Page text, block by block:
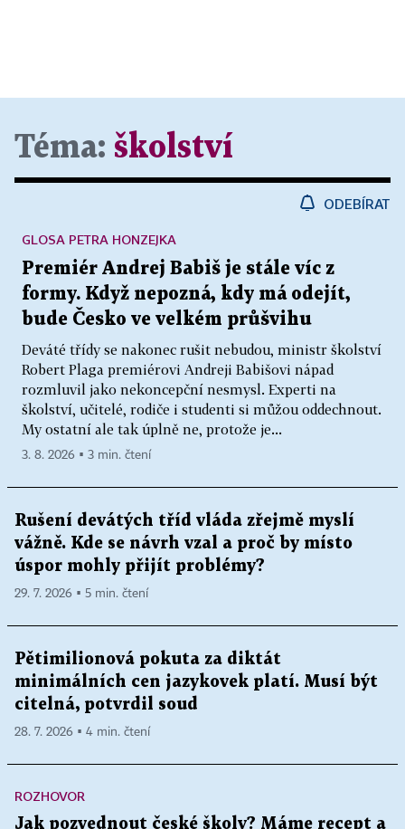
Téma: školství
ODEBÍRAT
Premiér Andrej Babiš je stále víc z
formy. Když nepozná, kdy má odejít,
bude Česko ve velkém průšvihu
Deváté třídy se nakonec rušit nebudou, ministr školství
Robert Plaga premiérovi Andreji Babišovi nápad
rozmluvil jako nekoncepční nesmysl. Experti na
školství, učitelé, rodiče i studenti si můžou oddechnout.
My ostatní ale tak úplně ne, protože je...
GLOSA PETRA HONZEJKA
3. 8. 2026 ▪ 3 min. čtení
Rušení devátých tříd vláda zřejmě myslí
vážně. Kde se návrh vzal a proč by místo
úspor mohly přijít problémy?
29. 7. 2026 ▪ 5 min. čtení
Pětimilionová pokuta za diktát
minimálních cen jazykovek platí. Musí být
citelná, potvrdil soud
28. 7. 2026 ▪ 4 min. čtení
ROZHOVOR
Jak pozvednout české školy? Máme recept a